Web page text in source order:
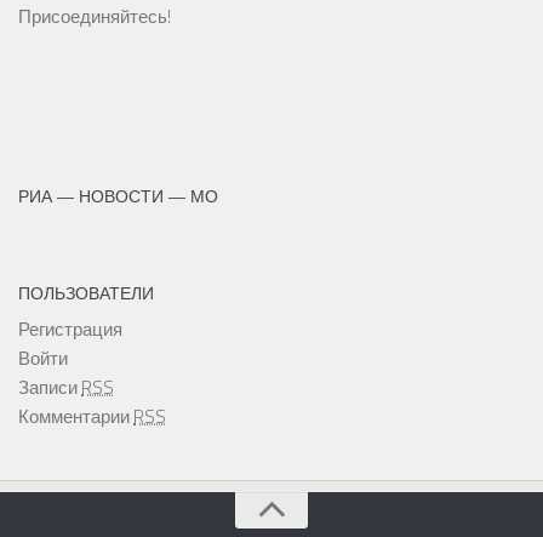
Присоединяйтесь!
РИА — НОВОСТИ — МО
ПОЛЬЗОВАТЕЛИ
Регистрация
Войти
ЗаписиRSS
КомментарииRSS